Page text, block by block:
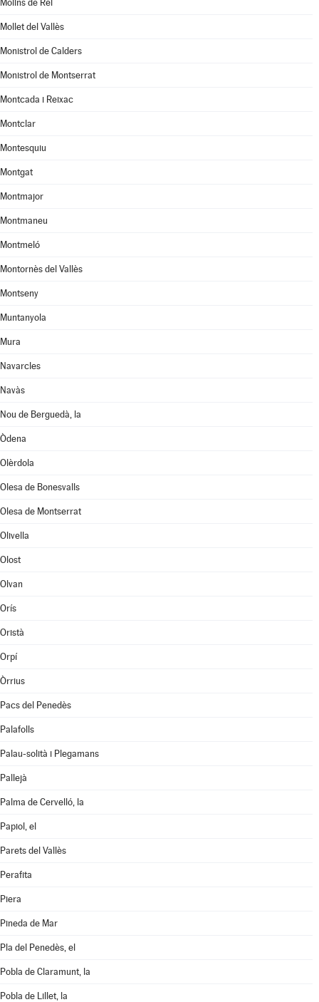
Molins de Rei
Mollet del Vallès
Monistrol de Calders
Monistrol de Montserrat
Montcada i Reixac
Montclar
Montesquiu
Montgat
Montmajor
Montmaneu
Montmeló
Montornès del Vallès
Montseny
Muntanyola
Mura
Navarcles
Navàs
Nou de Berguedà, la
Òdena
Olèrdola
Olesa de Bonesvalls
Olesa de Montserrat
Olivella
Olost
Olvan
Orís
Oristà
Orpí
Òrrius
Pacs del Penedès
Palafolls
Palau-solità i Plegamans
Pallejà
Palma de Cervelló, la
Papiol, el
Parets del Vallès
Perafita
Piera
Pineda de Mar
Pla del Penedès, el
Pobla de Claramunt, la
Pobla de Lillet, la